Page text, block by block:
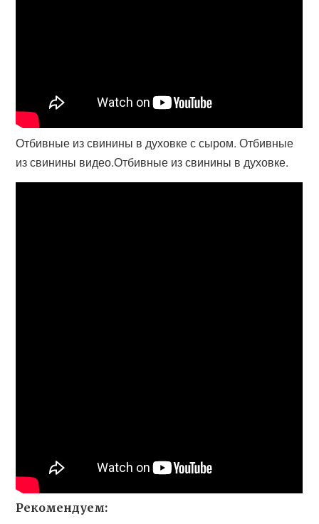
Отбивные из свинины в духовке с сыром. Отбивные
из свинины видео.Отбивные из свинины в духовке.
Рекомендуем: